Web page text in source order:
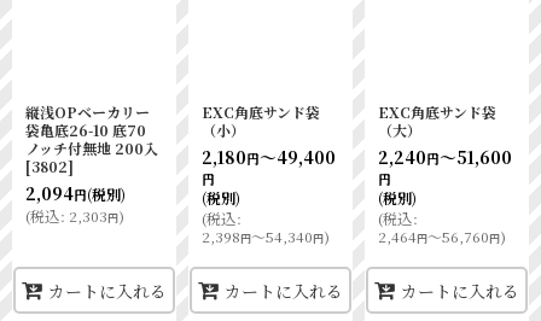
縦浅OPベーカリー
袋亀底26-10 底70
ノッチ付無地 200入
[3802]
2,094円(税別)
(税込: 2,303円)
カートに入れる
EXC角底サンド袋
（小）
2,180円～49,400
円
(税別)
(税込:
2,398円～54,340円)
カートに入れる
EXC角底サンド袋
（大）
2,240円～51,600
円
(税別)
(税込:
2,464円～56,760円)
カートに入れる